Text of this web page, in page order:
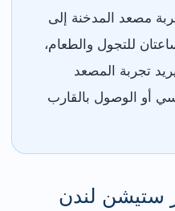
مصعد المدخنة إلى
للتجول والطعام،
تجربة المصعد
أو الوصول بالقارب
ستيشن لندن